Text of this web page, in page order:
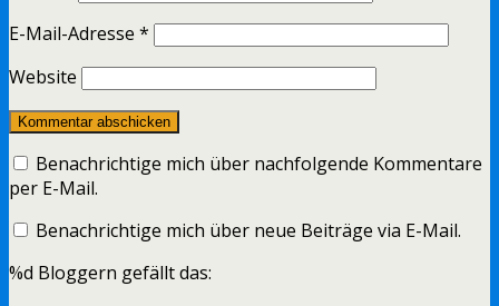
E-Mail-Adresse *
Website
Benachrichtige mich über nachfolgende Kommentare
per E-Mail.
Benachrichtige mich über neue Beiträge via E-Mail.
%d Bloggern gefällt das: